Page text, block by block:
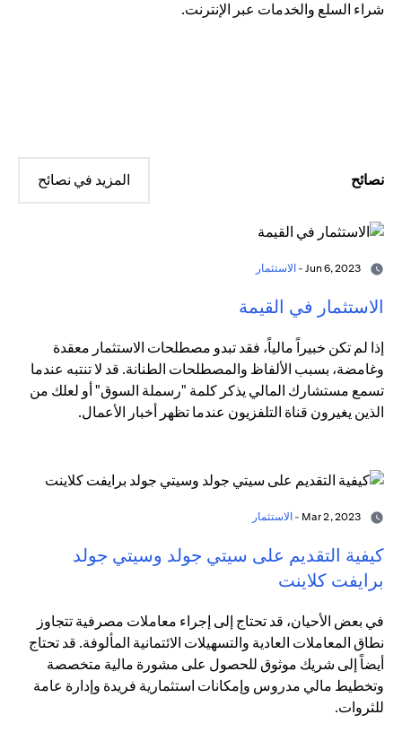
شراء السلع والخدمات عبر الإنترنت.
نصائح المزيد في نصائح
الاستثمار
الاستثمار في القيمة
إذا لم تكن خبيراً مالياً، فقد تبدو مصطلحات الاستثمار معقدة
وغامضة، بسبب الألفاظ والمصطلحات الطنانة. قد لا تنتبه عندما
تسمع مستشارك المالي يذكر كلمة "رسملة السوق" أو لعلك من
الذين يغيرون قناة التلفزيون عندما تظهر أخبار الأعمال.
الاستثمار
كيفية التقديم على سيتي جولد وسيتي جولد
برايفت كلاينت
في بعض الأحيان، قد تحتاج إلى إجراء معاملات مصرفية تتجاوز
نطاق المعاملات العادية والتسهيلات الائتمانية المألوفة. قد تحتاج
أيضاً إلى شريك موثوق للحصول على مشورة مالية متخصصة
وتخطيط مالي مدروس وإمكانات استثمارية فريدة وإدارة عامة
للثروات.